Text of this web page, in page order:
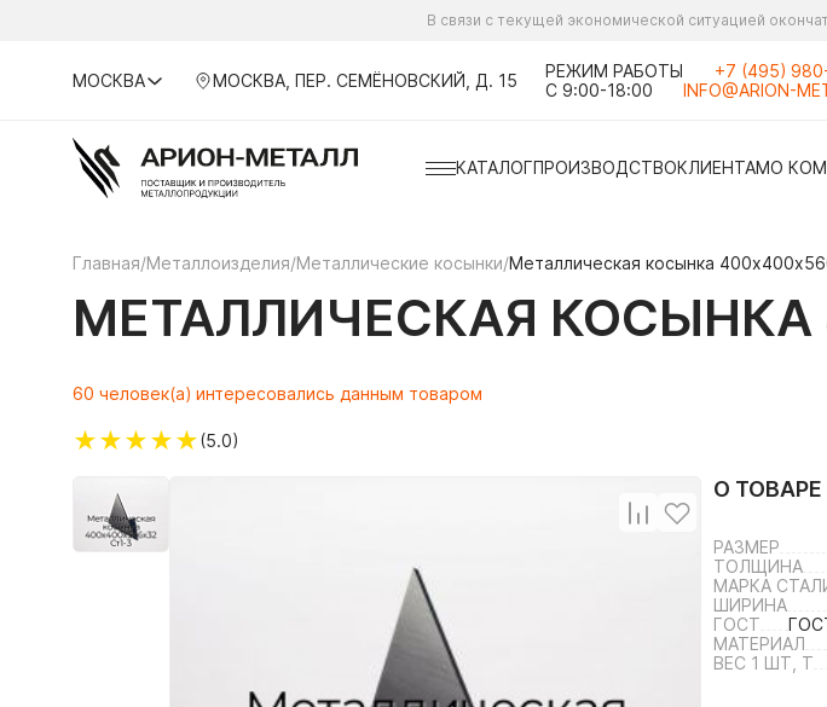
В связи с текущей экономической ситуацией
МОСКВА МОСКВА, ПЕР. СЕМЁНОВСКИЙ, Д. 15
РЕЖИМ РАБОТЫ
С 9:00-18:00
+7 (495)
INFO@ARION-
КАТАЛОГПРОИЗВОДСТВОКЛИЕНТАМО
Главная/Металлоизделия/Металлические косынки/Металлическая косынка
МЕТАЛЛИЧЕСКАЯ КОСЫНКА
60 человек(а) интересовались данным товаром
★★★★★(5.0)
О ТОВАРЕ
РАЗМЕР
ТОЛЩИНА
МАРКА
ШИРИНА
ГОСТ
МАТЕРИАЛ
ВЕС 1 ШТ, Т